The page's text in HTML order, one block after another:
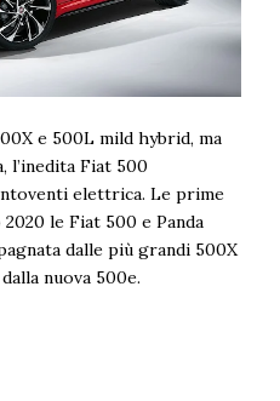
e 500L mild hybrid, ma
l’inedita Fiat 500
elettrica. Le prime
le Fiat 500 e Panda
dalle più grandi 500X
nuova 500e.